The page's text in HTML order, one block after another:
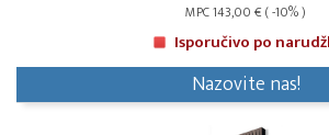
MPC 143,00 € ( -10% )
Isporučivo po
Nazovite nas!